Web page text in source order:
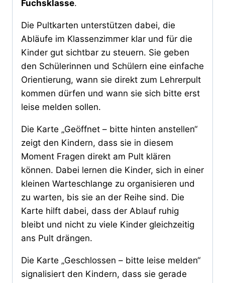
Fuchsklasse.
Die Pultkarten unterstützen dabei, die
Abläufe im Klassenzimmer klar und für die
Kinder gut sichtbar zu steuern. Sie geben
den Schülerinnen und Schülern eine einfache
Orientierung, wann sie direkt zum Lehrerpult
kommen dürfen und wann sie sich bitte erst
leise melden sollen.
Die Karte „Geöffnet – bitte hinten anstellen“
zeigt den Kindern, dass sie in diesem
Moment Fragen direkt am Pult klären
können. Dabei lernen die Kinder, sich in einer
kleinen Warteschlange zu organisieren und
zu warten, bis sie an der Reihe sind. Die
Karte hilft dabei, dass der Ablauf ruhig
bleibt und nicht zu viele Kinder gleichzeitig
ans Pult drängen.
Die Karte „Geschlossen – bitte leise melden“
signalisiert den Kindern, dass sie gerade